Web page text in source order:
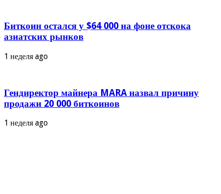
Биткоин остался у $64 000 на фоне отскока
азиатских рынков
1 неделя ago
Гендиректор майнера MARA назвал причину
продажи 20 000 биткоинов
1 неделя ago